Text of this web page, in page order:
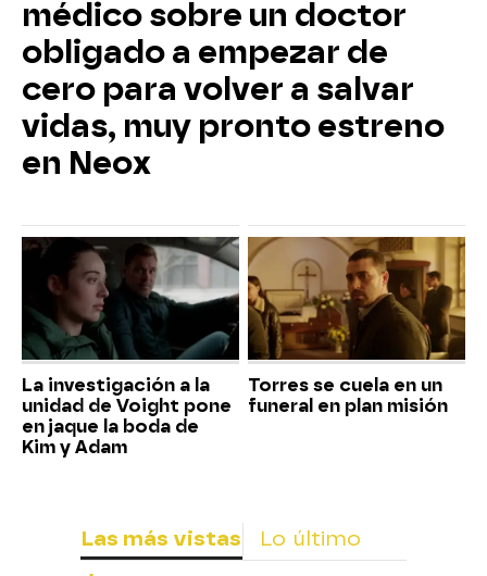
médico sobre un doctor
obligado a empezar de
cero para volver a salvar
vidas, muy pronto estreno
en Neox
La investigación a la
unidad de Voight pone
en jaque la boda de
Kim y Adam
Torres se cuela en un
funeral en plan misión
Las más vistas Lo último